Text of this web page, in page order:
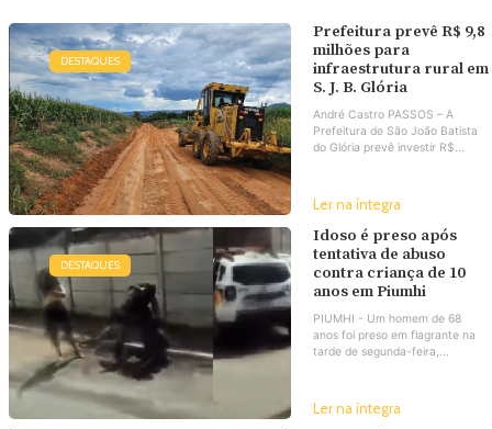
DESTAQUES
Prefeitura prevê R$ 9,8
milhões para
infraestrutura rural em
S. J. B. Glória
André Castro PASSOS – A
Prefeitura de São João Batista
do Glória prevê investir R$...
Ler na íntegra
DESTAQUES
Idoso é preso após
tentativa de abuso
contra criança de 10
anos em Piumhi
PIUMHI - Um homem de 68
anos foi preso em flagrante na
tarde de segunda-feira,...
Ler na íntegra